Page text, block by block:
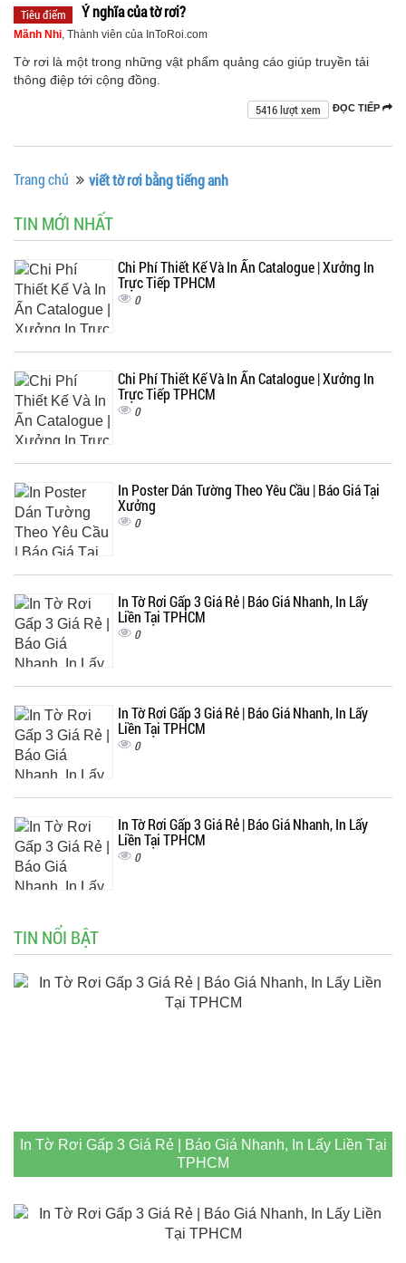
Tiêu điểm Ý nghĩa của tờ rơi?
Mãnh Nhi , Thành viên của InToRoi.com
Tờ rơi là một trong những vật phẩm quảng cáo giúp truyền tải
thông điệp tới cộng đồng.
ĐỌC TIẾP
5416 lượt xem
Trang chủ viết tờ rơi bằng tiếng anh
TIN MỚI NHẤT
Chi Phí Thiết Kế Và In Ấn Catalogue | Xưởng In
Trực Tiếp TPHCM
0
Chi Phí Thiết Kế Và In Ấn Catalogue | Xưởng In
Trực Tiếp TPHCM
0
In Poster Dán Tường Theo Yêu Cầu | Báo Giá Tại
Xưởng
0
In Tờ Rơi Gấp 3 Giá Rẻ | Báo Giá Nhanh, In Lấy
Liền Tại TPHCM
0
In Tờ Rơi Gấp 3 Giá Rẻ | Báo Giá Nhanh, In Lấy
Liền Tại TPHCM
0
In Tờ Rơi Gấp 3 Giá Rẻ | Báo Giá Nhanh, In Lấy
Liền Tại TPHCM
0
TIN NỔI BẬT
In Tờ Rơi Gấp 3 Giá Rẻ | Báo Giá Nhanh, In Lấy Liền Tại
TPHCM